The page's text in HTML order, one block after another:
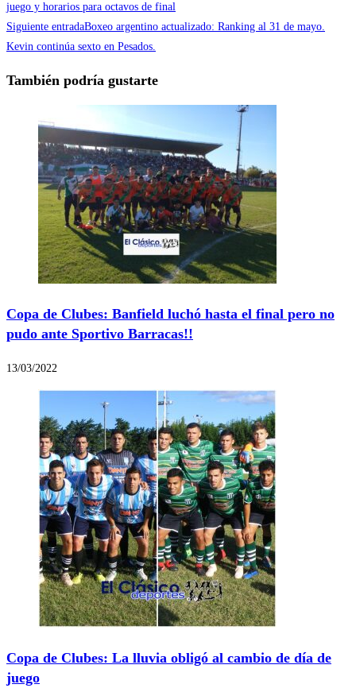
juego y horarios para octavos de final
Siguiente entradaBoxeo argentino actualizado: Ranking al 31 de mayo.
Kevin continúa sexto en Pesados.
También podría gustarte
Copa de Clubes: Banfield luchó hasta el final pero no
pudo ante Sportivo Barracas!!
13/03/2022
Copa de Clubes: La lluvia obligó al cambio de día de
juego